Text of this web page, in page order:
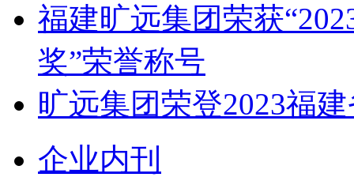
福建旷远集团荣获
奖”荣誉称号
旷远集团荣登2023福
企业内刊